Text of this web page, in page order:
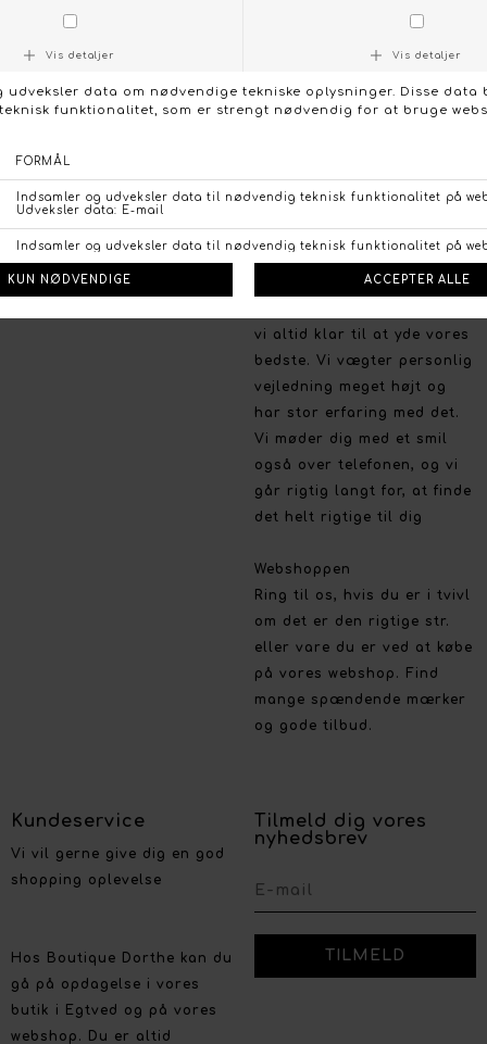
Følg os på :
Facebook
Handelsbetingelser
Persondata politik
Fortrydelsesret
Betalingsmuligheder
Stort udvalg og gode priser
Vi lægger stor vægt på et
trends og farver, og på et
kvaliteten.
Brug for hjælp
Så har du brug for en
professionel og personlig
vi altid klar til at yde vores
bedste. Vi vægter personlig
vejledning meget højt og
har stor erfaring med det.
Vi møder dig med et smil
også over telefonen, og vi
går rigtig langt for, at finde
det helt rigtige til dig
Webshoppen
Ring til os, hvis du er i tvivl
om det er den rigtige str.
eller vare du er ved at købe
på vores webshop. Find
mange spændende mærker
og gode tilbud.
Kundeservice
Vi vil gerne give dig en god
shopping oplevelse
Hos Boutique Dorthe kan du
gå på opdagelse i vores
butik i Egtved og på vores
webshop. Du er altid
Tilmeld dig vores
nyhedsbrev